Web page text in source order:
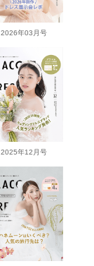
2026年03月号
2025年12月号